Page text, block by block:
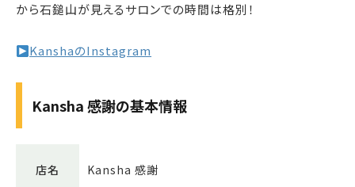
から石鎚山が見えるサロンでの時間は格別！
KanshaのInstagram
Kansha 感謝の基本情報
店名 Kansha 感謝